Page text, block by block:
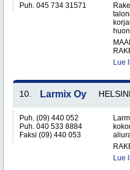
Puh. 045 734 31571
Lue
10. Larmix Oy
Puh. (09) 440 052
Puh. 040 533 8884
Faksi (09) 440 053
Lue